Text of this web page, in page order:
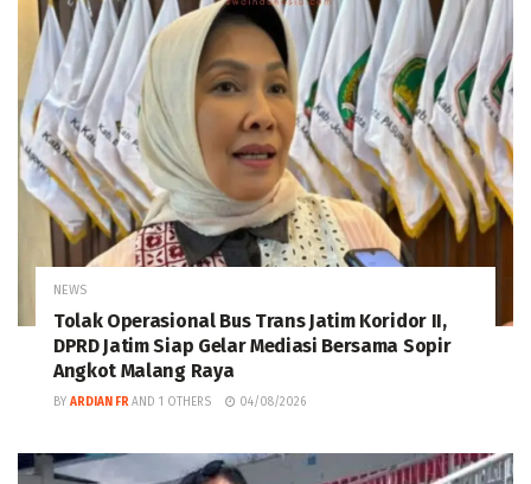
NEWS
Tolak Operasional Bus Trans Jatim Koridor II,
DPRD Jatim Siap Gelar Mediasi Bersama Sopir
Angkot Malang Raya
BY ARDIAN FR AND 1 OTHERS 04/08/2026